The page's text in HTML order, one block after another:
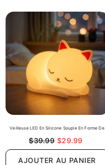
Veilleuse LED En Silicone Souple En Forme De
Enfants Et Les Filles
$39.99 $29.99
AJOUTER AU PANIER